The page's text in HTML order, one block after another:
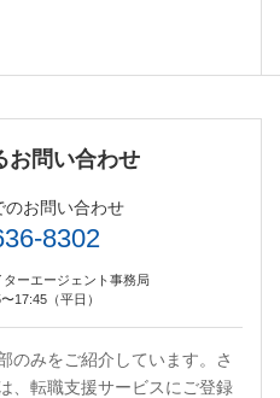
お問い合わせ
のお問い合わせ
8302
ーエージェント事務局
17:45（平日）
のみをご紹介しています。さ
、転職支援サービスにご登録